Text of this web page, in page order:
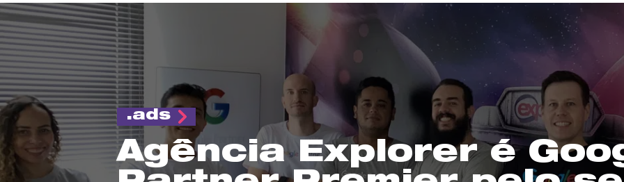
ads
Agência Explorer é